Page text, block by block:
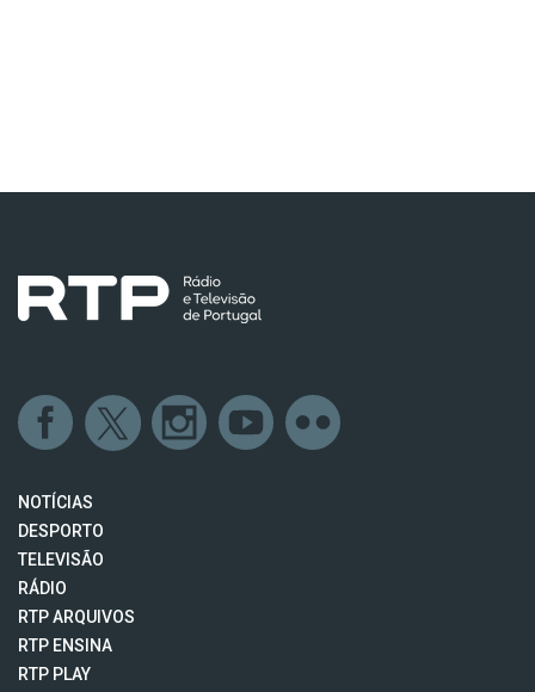
NOTÍCIAS
DESPORTO
TELEVISÃO
RÁDIO
RTP ARQUIVOS
RTP ENSINA
RTP PLAY